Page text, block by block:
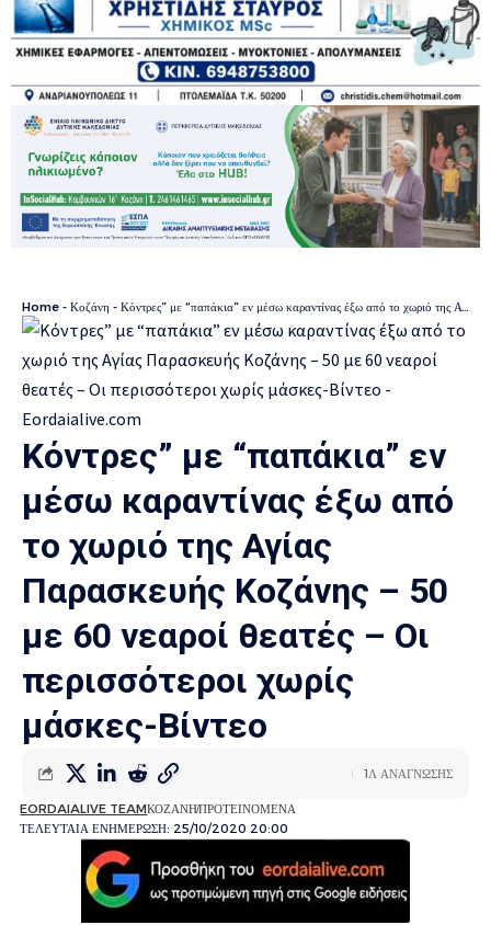
Home - Κοζάνη - Κόντρες” με “παπάκια” εν μέσω καραντίνας έξω από το χωριό της Αγίας Παρασκευής Κοζάνης – 50 με 60 νεαροί θεατές – Οι περισσότεροι χωρίς μάσκες-Βίντεο
Κόντρες” με “παπάκια” εν
μέσω καραντίνας έξω από
το χωριό της Αγίας
Παρασκευής Κοζάνης – 50
με 60 νεαροί θεατές – Οι
περισσότεροι χωρίς
μάσκες-Βίντεο
ΤΕΛΕΥΤΑΙΑ ΕΝΗΜΕΡΩΣΗ: 25/10/2020 20:00
EORDAIALIVE TEAMΚΟΖΑΝΗΠΡΟΤΕΙΝΟΜΕΝΑ
1Λ ΑΝΑΓΝΩΣΗΣ